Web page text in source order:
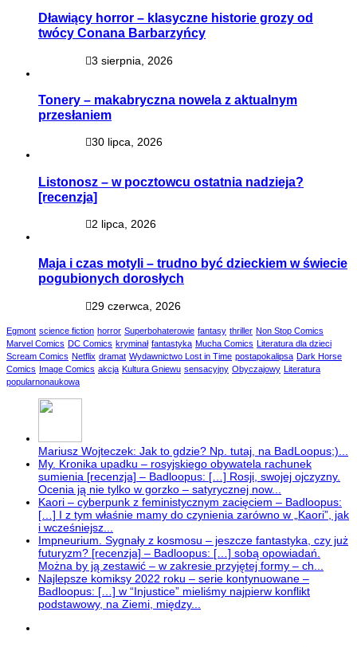
Dławiący horror – klasyczne historie grozy od
twócy Conana Barbarzyńcy
3 sierpnia, 2026
Tonery – makabryczna nowela z aktualnym
przesłaniem
30 lipca, 2026
Listonosz – w pocztowcu ostatnia nadzieja?
[recenzja]
2 lipca, 2026
Maja i czas motyli – trudno być dzieckiem w świecie
pogubionych dorosłych
29 czerwca, 2026
Egmont science fiction horror Superbohaterowie fantasy thriller Non Stop Comics
Marvel Comics DC Comics kryminał fantastyka Mucha Comics Literatura dla dzieci
Scream Comics Netflix dramat Wydawnictwo Lost in Time postapokalipsa Dark Horse
Comics Image Comics akcja Kultura Gniewu sensacyjny Obyczajowy Literatura
popularnonaukowa
Mariusz Wojteczek: Jak to gdzie? Np. tutaj, na BadLoopus;)...
My. Kronika upadku – rosyjskiego obywatela rachunek
sumienia [recenzja] – Badloopus: […] Rosji, swojej ojczyzny.
Ocenia ją nie tylko w gorzko – satyrycznej now...
Kaori – cyberpunk z feministycznym zacięciem – Badloopus:
[…] I z tym właśnie mamy do czynienia zarówno w „Kaori”, jak
i wcześniejsz...
Impneurium. Sygnały z kosmosu – jeszcze fantastyka, czy już
futuryzm? [recenzja] – Badloopus: […] sobą opowiadań.
Można by ją zestawić – w zakresie przyjętej formy – ch...
Najlepsze komiksy 2022 roku – serie kontynuowane –
Badloopus: […] w “Injustice” mieliśmy najpierw konflikt
podstawowy, na Ziemi, między...